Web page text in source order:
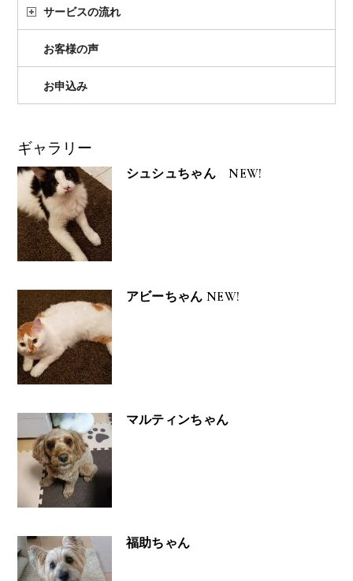
サービスの流れ
お客様の声
お申込み
ギャラリー
シュシュちゃん NEW!
アビーちゃん NEW!
マルティンちゃん
福助ちゃん